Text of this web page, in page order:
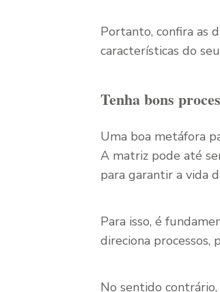
Portanto, confira as
características do seu
Tenha bons
Uma boa metáfora
A matriz pode até
para garantir a vida
Para isso, é
direciona processos,
No sentido